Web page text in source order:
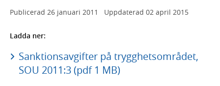
Publicerad 26 januari 2011 Uppdaterad 02 april 2015
Ladda ner:
Sanktionsavgifter på trygghetsområdet,
SOU 2011:3 (pdf 1 MB)